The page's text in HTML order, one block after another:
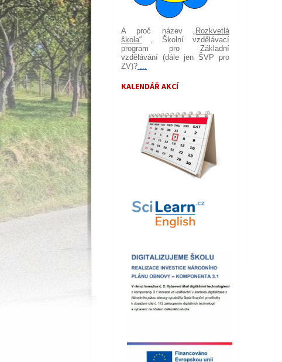
A proč název
„Rozkvetlá
škola“ , Školní vzdělávací
program pro Základní
vzdělávání (dále jen ŠVP pro
ZV)?
KALENDÁŘ AKCÍ